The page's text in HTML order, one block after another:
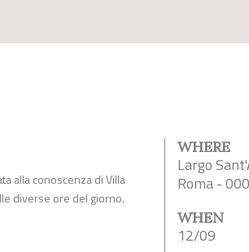
alla conoscenza di Villa
diverse ore del giorno.
WHERE
Largo
Roma -
WHEN
12/09